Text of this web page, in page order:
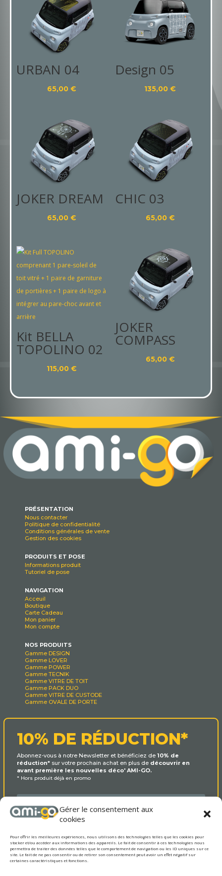
Gérer le consentement aux
cookies
Pour offrir les meilleures expériences, nous utilisons des technologies telles que les cookies pour
stocker et/ou accéder aux informations des appareils. Le fait de consentir à ces technologies nous
permettra de traiter des données telles que le comportement de navigation ou les ID uniques sur ce
site. Le fait de ne pas consentir ou de retirer son consentement peut avoir un effet négatif sur
certaines caractéristiques et fonctions.
URBAN 04
65,00€
Design 05
135,00€
JOKER DREAM
65,00€
CHIC 03
65,00 €
Kit BELLA
TOPOLINO 02
115,00€
JOKER
COMPASS
65,00 €
PRÉSENTATION
Nous contacter
Politique de confidentialité
Conditions générales de vente
Gestion des cookies
PRODUITS ET POSE
Informations produit
Tutoriel de pose
NAVIGATION
Acceuil
Boutique
Carte Cadeau
Mon panier
Mon compte
NOS PRODUITS
Gamme DESIGN
Gamme LOVER
Gamme POWER
Gamme TECNIK
Gamme VITRE DE TOIT
Gamme PACK DUO
Gamme VITRE DE CUSTODE
Gamme OVALE DE PORTE
10% DE RÉDUCTION*
Abonnez-vous à notre Newsletter et bénéficiez de 10% de
réduction*sur votre prochain achat en plus de découvrir en
avant première les nouvelles déco' AMI-GO.
* Hors produit déjà en promo
OUI MERCI !